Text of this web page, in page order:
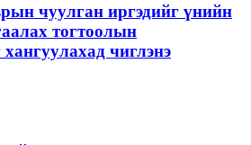
чуулган иргэдийг үнийн
тогтоолын
чиглэнэ